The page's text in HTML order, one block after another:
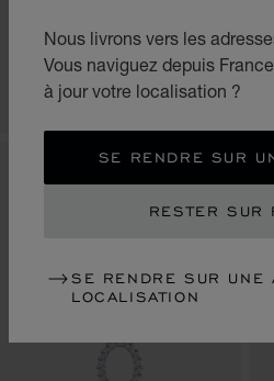
Nous livrons vers les
Vous naviguez depuis
à jour votre localisation ?
SE RENDRE SUR
RESTER SUR
SE RENDRE SUR UNE
LOCALISATION
DIAMANTS
€ 35,200
APPELEZ-NOUS
€